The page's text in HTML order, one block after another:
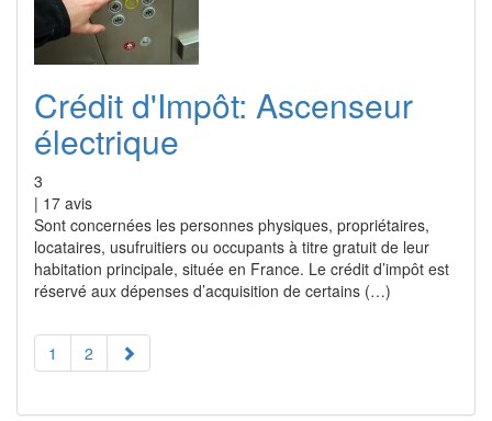
Crédit d'Impôt: Ascenseur
électrique
3
| 17 avis
Sont concernées les personnes physiques, propriétaires,
locataires, usufruitiers ou occupants à titre gratuit de leur
habitation principale, située en France. Le crédit d’impôt est
réservé aux dépenses d’acquisition de certains (…)
1 2